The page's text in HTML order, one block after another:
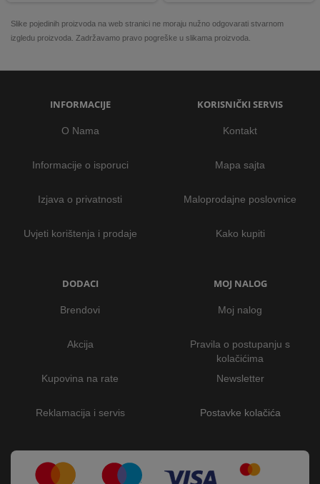
Slike pojedinih proizvoda na web stranici ne moraju nužno odgovarati stvarnom
izgledu proizvoda. Zadržavamo pravo pogreške u slikama proizvoda.
INFORMACIJE
O Nama
Informacije o isporuci
Izjava o privatnosti
Uvjeti korištenja i prodaje
KORISNIČKI SERVIS
Kontakt
Mapa sajta
Maloprodajne poslovnice
Kako kupiti
DODACI
Brendovi
Akcija
Kupovina na rate
Reklamacija i servis
MOJ NALOG
Moj nalog
Pravila o postupanju s
kolačićima
Newsletter
Postavke kolačića